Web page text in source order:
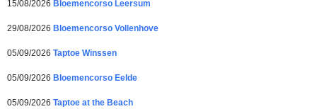
15/08/2026 Bloemencorso Leersum
29/08/2026 Bloemencorso Vollenhove
05/09/2026 Taptoe Winssen
05/09/2026 Bloemencorso Eelde
05/09/2026 Taptoe at the Beach